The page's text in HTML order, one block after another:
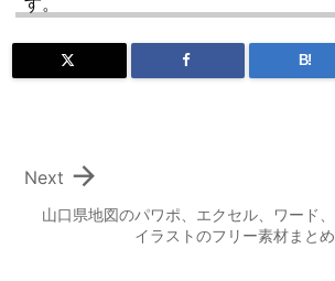
B!
山口県地図のパワポ、エクセル、ワード、
イラストのフリー素材まとめ

Next